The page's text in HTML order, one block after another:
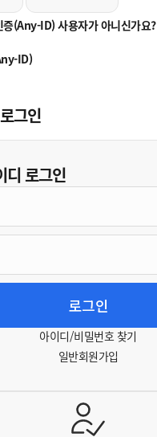
증(Any-ID) 사용자가 아니신가요?
ID)
그인
디로그인
아이디/비밀번호 찾기
일반회원가입